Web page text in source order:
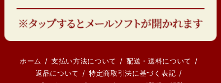
ホーム 支払い方法について
配送・送料について
返品について
特定商取引法に基づく表記